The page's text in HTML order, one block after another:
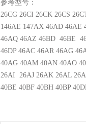
参考型号：
26CG 26CI 26CK 26CS
146AE 147AX 46AD 46AE
46AQ 46AZ 46BD 46BE
46DP 46AC 46AR 46AG
40AG 40AM 40AN 40AO
26AI 26AJ 26AK 26AL
40BE 40BF 40BH 40BP